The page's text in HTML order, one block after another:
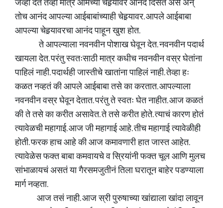
जेव्हा देत तेव्हा मात्र आमच्या चेहर्‍यावर आनंद दिसत असे अन्
तोच आनंद आपल्या आईबाबांच्याही चेहर्‍यावर. आपले आईबाबा
आपल्या चेहर्‍यावरचा आनंद पाहून खुश होत.
ते आपल्याला नवनवीन पोशाख घेवून देत. नवनवीन पदार्थ
खायला देत. परंतु स्वतःसाठी मात्र कधीच नवनवीन वस्र घेतांना
पाहिलं नाही. पदार्थही जास्तीचे खातांना पाहिलं नाही. तेव्हा हः
कळत नव्हतं की आपले आईबाबा तसे का करतात. आपल्याला
नवनवीन वस्र घेवून देतात. परंतु ते स्वतः घेत नाहीत. आज कळतं
की ते तसे का करीत असावेत. ते तसे करीत होते. त्याचं कारण होतं
त्यावेळची महागाई. आज जी महागाई आहे. तीच महागाई त्यावेळीही
होती. फरक हाच आहे की आज कमावणारी हात जास्त आहेत.
त्यावेळेस फक्त बाबा कमवायचे व स्रियांनी फक्त चूल आणि मुलच
सांभाळायचं असतं या गैरसमजुतीनं तिला घरातून बाहेर पडण्याला
मार्ग नव्हता.
आज तसं नाही. आज स्री पुरुषाच्या खांद्याला खांदा लावून